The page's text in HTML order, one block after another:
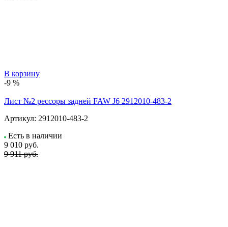
В корзину
-9 %
Лист №2 рессоры задней FAW J6 2912010-483-2
Артикул: 2912010-483-2
Есть в наличии
9 010 руб.
9 911 руб.